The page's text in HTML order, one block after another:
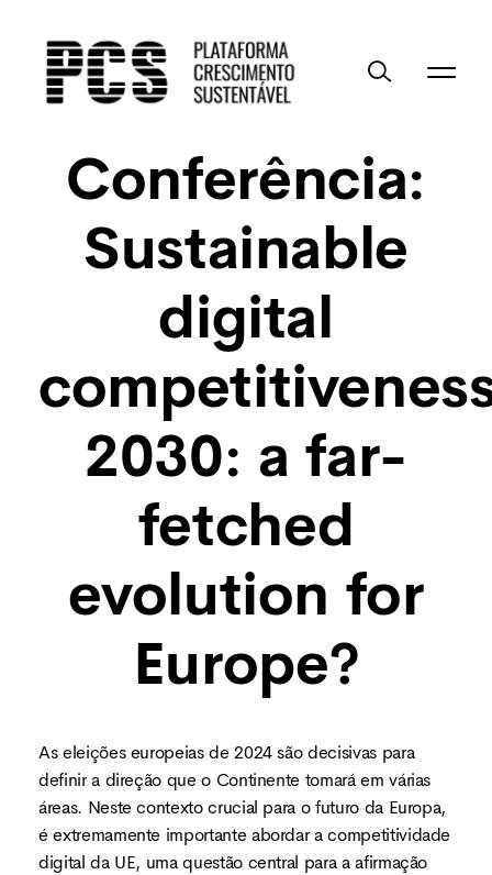
Conferência:
Sustainable
digital
2030: a far-
fetched
evolution for
Europe?
As eleições europeias de 2024 são decisivas para
definir a direção que o Continente tomará em várias
áreas. Neste contexto crucial para o futuro da Europa,
é extremamente importante abordar a competitividade
digital da UE, uma questão central para a afirmação